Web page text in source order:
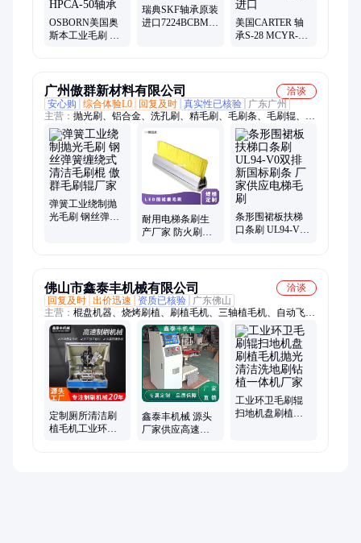
OSBORN美国奥
斯本工业毛刷 钢
瑞典SKF轴承原装
进口7224BCBM
美国CARTER 轴
承S-28 MCYR-6-S
广州傲群新材料有限公司
洽谈
安心购
综合体验L0 回复及时 真实性已核验
广东广州
主营： 抛光刷、铝合金、洗孔刷、精毛刷、毛刷条、毛刷辊、过
滤毛刷、机柜毛刷、鱼池毛刷、傲群毛刷、密封毛刷、洗机刷、
毛刺刷、过滤刷、内孔刷、单面刷、弹簧刷、挡尘条刷、尼龙条
刷、条刷定做、移门密封、密封门刷、密封刷条、防尘条刷、密
封条刷
弹簧工业绕制抛
光毛刷 钢丝弹簧
耐用电梯条刷生
产厂家 防火刷条
条形围裙板扶梯
口条刷 UL94-V0
佛山市鑫泰丰机械有限公司
洽谈
回复及时 出价迅速 资质已核验
广东佛山
主营： 棍盘机器、烧烤刷植、刷植毛机、三轴植毛机、自动飞毛
机、吸尘器刷机、四轴钻孔植、马桶刷浴刷、钻植一体机、专用
钻孔机、高速扫把类、气动切毛机、高速植毛机
定制厕所清洁刷
植毛机工业环卫
鑫泰丰机械 源头
厂家供应高速植
工业环卫毛刷辊
扫地机盘刷植毛